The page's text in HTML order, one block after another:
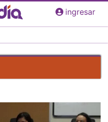
ingresar